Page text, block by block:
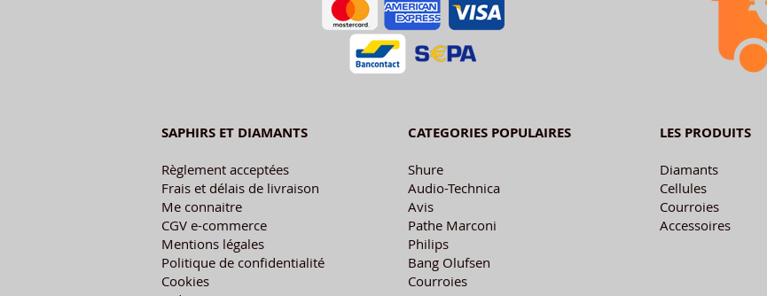
SAPHIRS ET DIAMANTS
Règlement acceptées
Frais et délais de livraison
Me connaitre
CGV e-commerce
Mentions légales
Politique de confidentialité
Cookies
CATEGORIES POPULAIRES
Shure
Audio-Technica
Avis
Pathe Marconi
Philips
Bang Olufsen
Courroies
LES PRODUITS
Diamants
Cellules
Courroies
Accessoires